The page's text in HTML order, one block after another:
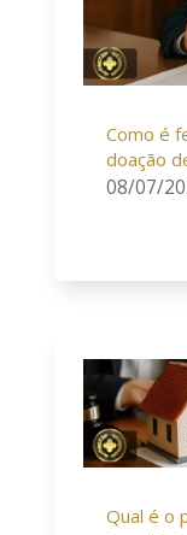
Como é
doação
08/07/
Qual é o